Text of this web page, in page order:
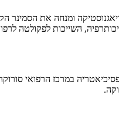
ומנחה את הסמינר
השייכות לפקולטה
במרכז הרפואי